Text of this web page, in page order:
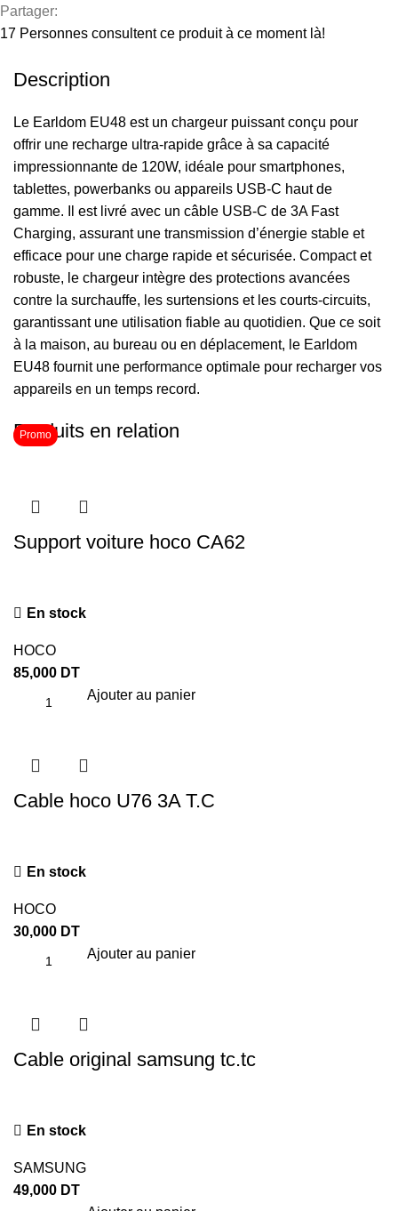
Partager:
17 Personnes consultent ce produit à ce moment là!
Description
Le Earldom EU48 est un chargeur puissant conçu pour
offrir une recharge ultra-rapide grâce à sa capacité
impressionnante de 120W, idéale pour smartphones,
tablettes, powerbanks ou appareils USB-C haut de
gamme. Il est livré avec un câble USB-C de 3A Fast
Charging, assurant une transmission d’énergie stable et
efficace pour une charge rapide et sécurisée. Compact et
robuste, le chargeur intègre des protections avancées
contre la surchauffe, les surtensions et les courts-circuits,
garantissant une utilisation fiable au quotidien. Que ce soit
à la maison, au bureau ou en déplacement, le Earldom
EU48 fournit une performance optimale pour recharger vos
appareils en un temps record.
Produits en relation
Support voiture hoco CA62
En stock
HOCO
85,000 DT
Ajouter au panier
Cable hoco U76 3A T.C
En stock
HOCO
30,000 DT
Ajouter au panier
Cable original samsung tc.tc
En stock
SAMSUNG
49,000 DT
Promo